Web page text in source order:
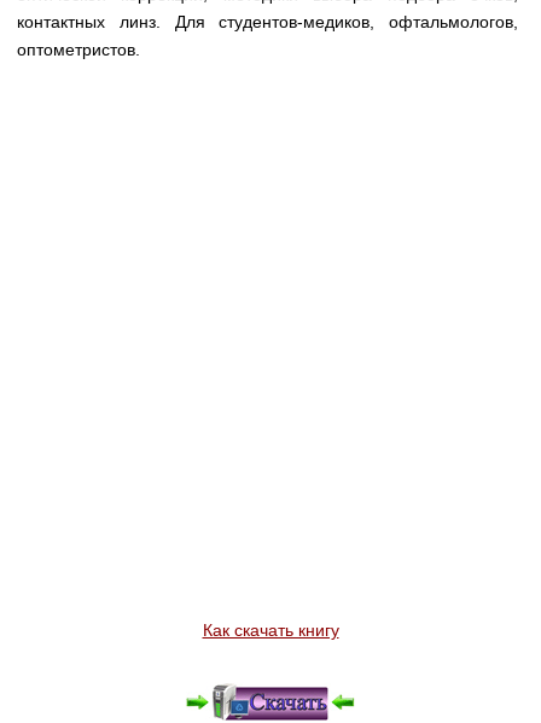
Нормативы экстренной и неотложной помощи
контактных линз. Для студентов-медиков, офтальмологов,
оптометристов.
Как скачать книгу